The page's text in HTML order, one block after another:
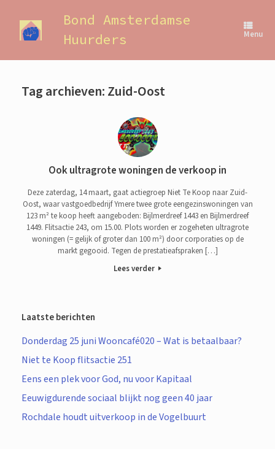
inhoud
Bond Amsterdamse
Huurders
Menu
Tag archieven:Zuid-Oost
Ook ultragrote woningen de verkoop in
Deze zaterdag, 14 maart, gaat actiegroep Niet Te Koop naar Zuid-
Oost, waar vastgoedbedrijf Ymere twee grote eengezinswoningen van
123 m² te koop heeft aangeboden: Bijlmerdreef 1443 en Bijlmerdreef
1449. Flitsactie 243, om 15.00. Plots worden er zogeheten ultragrote
woningen (= gelijk of groter dan 100 m²) door corporaties op de
markt gegooid. Tegen de prestatieafspraken […]
Lees verder
Laatste berichten
Donderdag 25 juni Wooncafé020 – Wat is betaalbaar?
Niet te Koop flitsactie 251
Eens een plek voor God, nu voor Kapitaal
Eeuwigdurende sociaal blijkt nog geen 40 jaar
Rochdale houdt uitverkoop in de Vogelbuurt